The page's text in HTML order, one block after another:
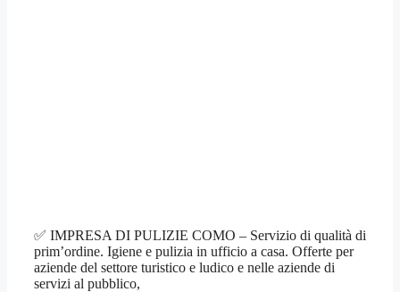
✅ IMPRESA DI PULIZIE COMO – Servizio di qualità di
prim’ordine. Igiene e pulizia in ufficio a casa. Offerte per
aziende del settore turistico e ludico e nelle aziende di
servizi al pubblico,